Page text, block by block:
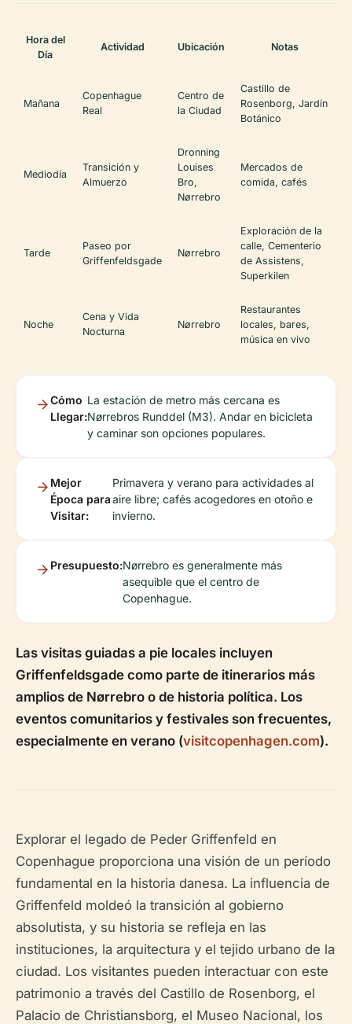
Hora del
Día
Actividad Ubicación Notas
Mañana
Copenhague
Real
Centro de
la Ciudad
Castillo de
Rosenborg, Jardín
Botánico
Mediodía
Transición y
Almuerzo
Dronning
Louises
Bro,
Nørrebro
Mercados de
comida, cafés
Tarde
Paseo por
Griffenfeldsgade
Nørrebro
Exploración de la
calle, Cementerio
de Assistens,
Superkilen
Noche
Cena y Vida
Nocturna
Nørrebro
Restaurantes
locales, bares,
música en vivo
Cómo
Llegar:
La estación de metro más cercana es
Nørrebros Runddel (M3). Andar en bicicleta
y caminar son opciones populares.
Mejor
Época para
Visitar:
Primavera y verano para actividades al
aire libre; cafés acogedores en otoño e
invierno.
Presupuesto:Nørrebro es generalmente más
asequible que el centro de
Copenhague.
Las visitas guiadas a pie locales incluyen
Griffenfeldsgade como parte de itinerarios más
amplios de Nørrebro o de historia política. Los
eventos comunitarios y festivales son frecuentes,
especialmente en verano (visitcopenhagen.com).
Explorar el legado de Peder Griffenfeld en
Copenhague proporciona una visión de un período
fundamental en la historia danesa. La influencia de
Griffenfeld moldeó la transición al gobierno
absolutista, y su historia se refleja en las
instituciones, la arquitectura y el tejido urbano de la
ciudad. Los visitantes pueden interactuar con este
patrimonio a través del Castillo de Rosenborg, el
Palacio de Christiansborg, el Museo Nacional, los